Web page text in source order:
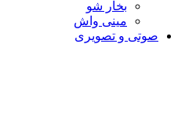
بخار شو
مینی واش
صوتی و تصویری